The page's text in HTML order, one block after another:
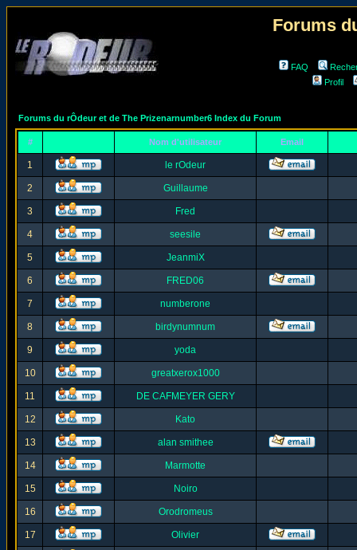
Forums
FAQ
Profil
Forums du rÔdeur et de The Prizenarnumber6 Index du Forum
# Nom d'utilisateur Email
1 le rOdeur
2 Guillaume
3 Fred
4 seesile
5 JeanmiX
6 FRED06
7 numberone
8 birdynumnum
9 yoda
10 greatxerox1000
11 DE CAFMEYER GERY
12 Kato
13 alan smithee
14 Marmotte
15 Noiro
16 Orodromeus
17 Olivier